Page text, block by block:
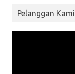
Pelanggan Kami